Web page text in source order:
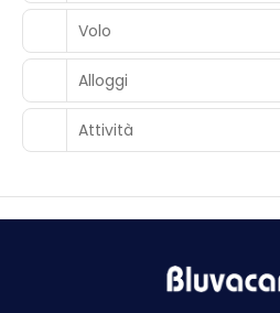
Volo
Alloggi
Attività